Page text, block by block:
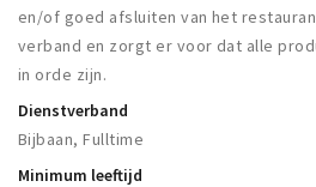
Breda Student Shop
Draai aan het rad!
VRIJE TIJD
Sport
en/of goed afsluiten van het
verband en zorgt er voor dat alle
in orde zijn.
Dienstverband
Bijbaan, Fulltime
Minimum leeftijd